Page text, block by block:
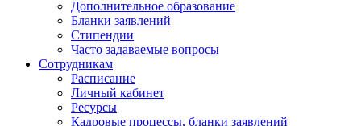
Дополнительное образование
Бланки заявлений
Стипендии
Часто задаваемые вопросы
Сотрудникам
Расписание
Личный кабинет
Ресурсы
Кадровые процессы, бланки заявлений